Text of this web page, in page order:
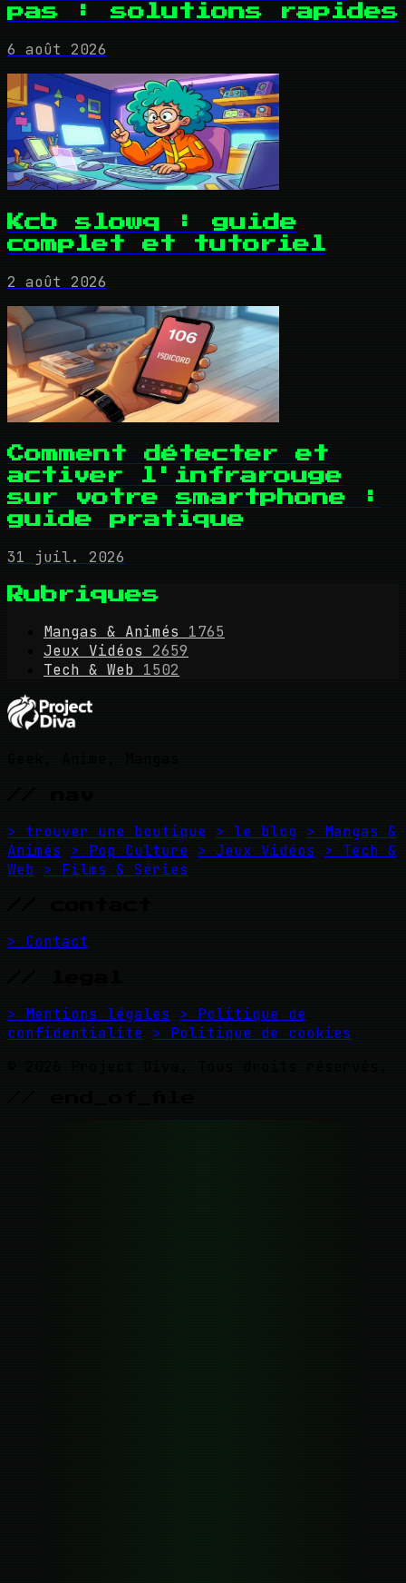
pas : solutions rapides
6 août 2026
Kcb slowq : guide
complet et tutoriel
2 août 2026
Comment détecter et
activer l'infrarouge
sur votre smartphone :
guide pratique
31 juil. 2026
Rubriques
Mangas & Animés
1765
Jeux Vidéos
2659
Tech & Web 1502
> trouver une boutique > le blog > Mangas &
Animés
> Pop Culture > Jeux Vidéos
> Tech &
Web > Films & Séries
> Contact
> Mentions légales
> Politique de
confidentialité > Politique de cookies